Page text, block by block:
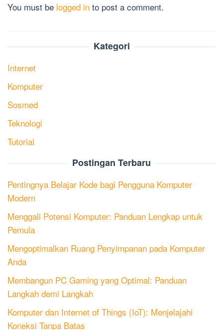
You must be logged in to post a comment.
Kategori
Internet
Komputer
Sosmed
Teknologi
Tutorial
Postingan Terbaru
Pentingnya Belajar Kode bagi Pengguna Komputer
Modern
Menggali Potensi Komputer: Panduan Lengkap untuk
Pemula
Mengoptimalkan Ruang Penyimpanan pada Komputer
Anda
Membangun PC Gaming yang Optimal: Panduan
Langkah demi Langkah
Komputer dan Internet of Things (IoT): Menjelajahi
Koneksi Tanpa Batas